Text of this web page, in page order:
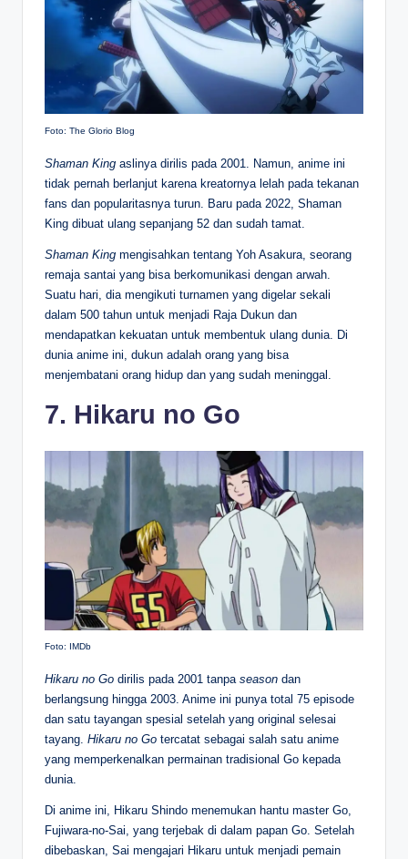
Foto: The Glorio Blog
Shaman King aslinya dirilis pada 2001. Namun, anime ini
tidak pernah berlanjut karena kreatornya lelah pada tekanan
fans dan popularitasnya turun. Baru pada 2022, Shaman
King dibuat ulang sepanjang 52 dan sudah tamat.
Shaman King mengisahkan tentang Yoh Asakura, seorang
remaja santai yang bisa berkomunikasi dengan arwah.
Suatu hari, dia mengikuti turnamen yang digelar sekali
dalam 500 tahun untuk menjadi Raja Dukun dan
mendapatkan kekuatan untuk membentuk ulang dunia. Di
dunia anime ini, dukun adalah orang yang bisa
menjembatani orang hidup dan yang sudah meninggal.
7. Hikaru no Go
Foto: IMDb
Hikaru no Go dirilis pada 2001 tanpa season dan
berlangsung hingga 2003. Anime ini punya total 75 episode
dan satu tayangan spesial setelah yang original selesai
tayang. Hikaru no Go tercatat sebagai salah satu anime
yang memperkenalkan permainan tradisional Go kepada
dunia.
Di anime ini, Hikaru Shindo menemukan hantu master Go,
Fujiwara-no-Sai, yang terjebak di dalam papan Go. Setelah
dibebaskan, Sai mengajari Hikaru untuk menjadi pemain